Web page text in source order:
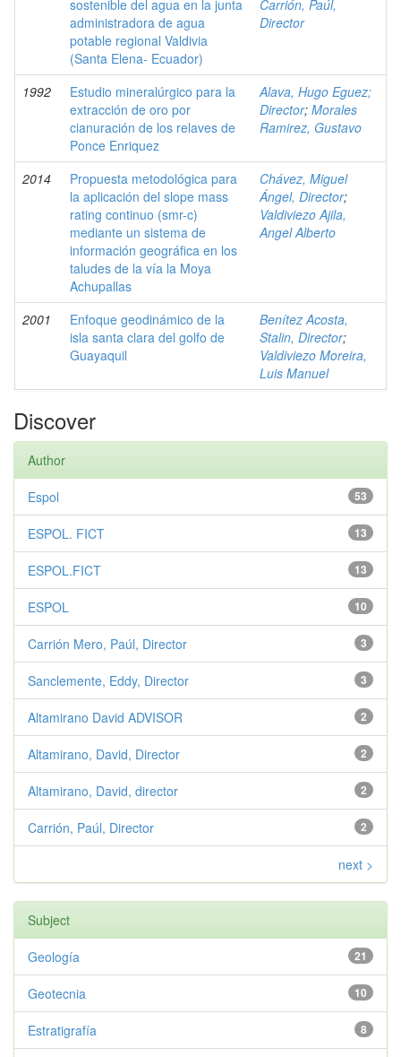
sostenible del agua en la junta
administradora de agua
potable regional Valdivia
(Santa Elena- Ecuador)
Carrión, Paúl,
Director
1992
Estudio mineralúrgico para la
extracción de oro por
cianuración de los relaves de
Ponce Enriquez
Alava, Hugo Eguez;
Director; Morales
Ramirez, Gustavo
2014
Propuesta metodológica para
la aplicación del slope mass
rating continuo (smr-c)
mediante un sistema de
información geográfica en los
taludes de la vía la Moya
Achupallas
Chávez, Miguel
Ángel, Director;
Valdiviezo Ajila,
Angel Alberto
2001
Enfoque geodinámico de la
isla santa clara del golfo de
Guayaquil
Benítez Acosta,
Stalin, Director;
Valdiviezo Moreira,
Luis Manuel
Discover
Author
53
Espol
13
ESPOL. FICT
13
ESPOL.FICT
10
ESPOL
3
Carrión Mero, Paúl, Director
3
Sanclemente, Eddy, Director
2
Altamirano David ADVISOR
2
Altamirano, David, Director
2
Altamirano, David, director
2
Carrión, Paúl, Director
next >
Subject
21
Geología
10
Geotecnia
8
Estratigrafía